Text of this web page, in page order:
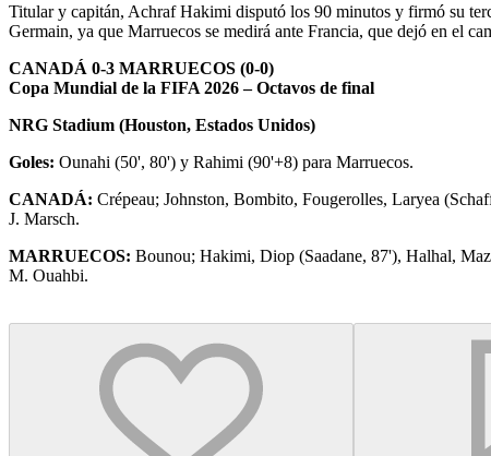
Titular y capitán, Achraf Hakimi disputó los 90 minutos y firmó su
Germain, ya que Marruecos se medirá ante Francia, que dejó en el
CANADÁ 0-3 MARRUECOS (0-0)
Copa Mundial de la FIFA 2026 – Octavos de final
NRG Stadium (Houston, Estados Unidos)
Goles: Ounahi (50', 80') y Rahimi (90'+8) para Marruecos.
CANADÁ: Crépeau; Johnston, Bombito, Fougerolles, Laryea
J. Marsch.
MARRUECOS: Bounou; Hakimi, Diop (Saadane, 87'), Halhal,
M. Ouahbi.